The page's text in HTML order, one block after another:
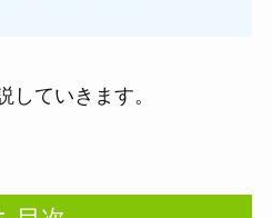
していきます。